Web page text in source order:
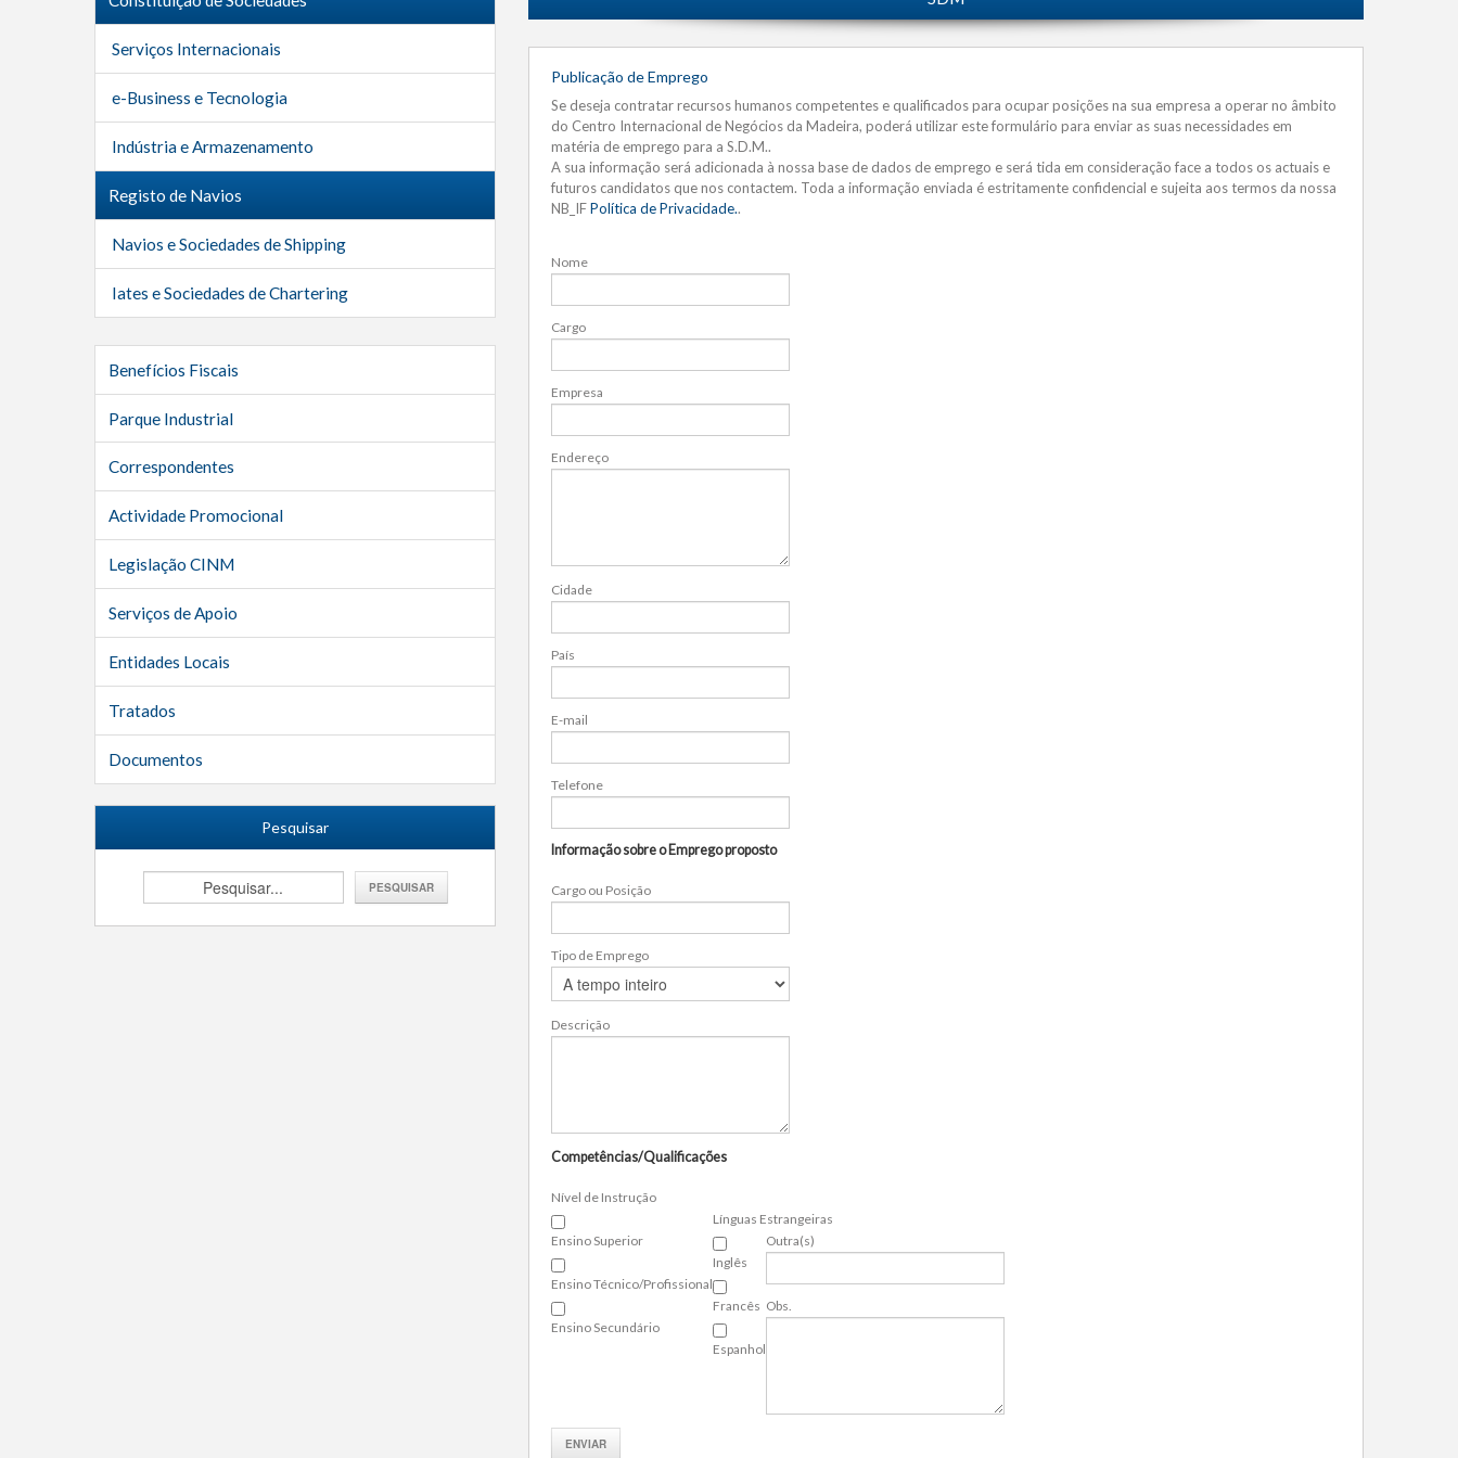
Serviços Internacionais
e-Business e Tecnologia
Indústria e Armazenamento
Registo de Navios
Navios e Sociedades de Shipping
Iates e Sociedades de Chartering
Benefícios Fiscais
Parque Industrial
Correspondentes
Actividade Promocional
Legislação CINM
Serviços de Apoio
Entidades Locais
Tratados
Documentos
Pesquisar
Publicação de Emprego
Se deseja contratar recursos humanos competentes e qualificados para ocupar posições na sua empresa a operar no âmbito
do Centro Internacional de Negócios da Madeira, poderá utilizar este formulário para enviar as suas necessidades em
matéria de emprego para a S.D.M..
A sua informação será adicionada à nossa base de dados de emprego e será tida em consideração face a todos os actuais e
futuros candidatos que nos contactem. Toda a informação enviada é estritamente confidencial e sujeita aos termos da nossa
NB_IFPolítica de Privacidade..
Nome
Cargo
Empresa
Endereço
Cidade
País
E-mail
Telefone
Informação sobre o Emprego proposto
Cargo ou Posição
Tipo de Emprego
Descrição
Competências/Qualificações
Nível de Instrução
Ensino Superior
Ensino Técnico/Profissional
Ensino Secundário
Línguas Estrangeiras
Inglês
Francês
Espanhol
Outra(s)
Obs.